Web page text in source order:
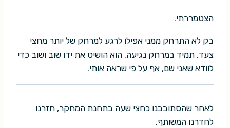
הצטמררתי.
בק לא התרחק ממני אפילו לרגע למרחק של יותר מחצי
צעד. תמיד במרחק נגיעה. הוא הושיט את ידו שוב ושוב כדי
לוודא שאני שם, אף על פי שראה אותי.
לאחר שהסתובבנו כחצי שעה בתחנת המחקר, חזרנו
לחדרנו המשותף.